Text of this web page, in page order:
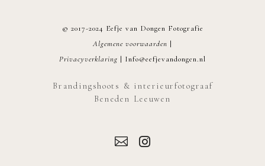
© 2017-2024 Eefje van Dongen Fotografie
Algemene voorwaarden |
Privacyverklaring | Info@eefjevandongen.nl
Brandingshoots & interieurfotograaf
Beneden Leeuwen

